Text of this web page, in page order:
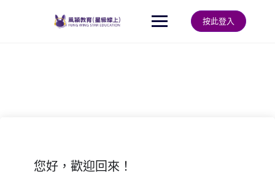
按此登入
您好，歡迎回來！